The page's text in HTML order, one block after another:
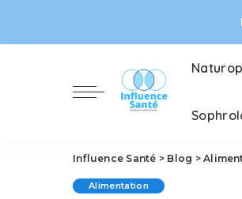
Influence Santé > Blog >
Alimentation